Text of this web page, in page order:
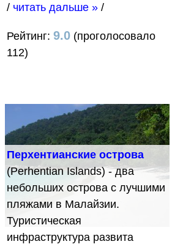
/ читать дальше » /
Рейтинг: 9.0 (проголосовало
112)
Перхентианские острова
(Perhentian Islands) - два
небольших острова с лучшими
пляжами в Малайзии.
Туристическая
инфраструктура развита